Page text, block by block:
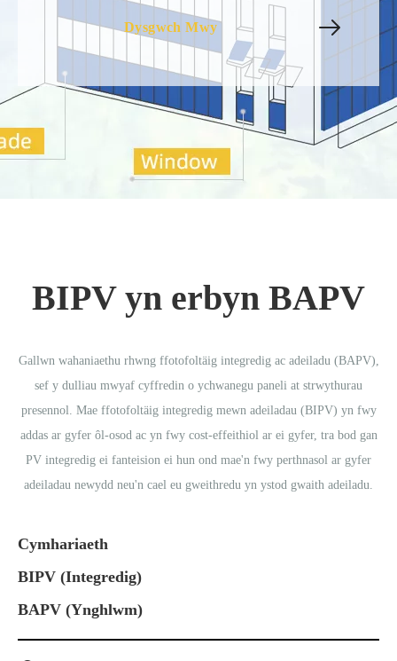
Dysgwch Mwy
BIPV yn erbyn BAPV
Gallwn wahaniaethu rhwng ffotofoltäig integredig ac adeiladu (BAPV),
sef y dulliau mwyaf cyffredin o ychwanegu paneli at strwythurau
presennol. Mae ffotofoltäig integredig mewn adeiladau (BIPV) yn fwy
addas ar gyfer ôl-osod ac yn fwy cost-effeithiol ar ei gyfer, tra bod gan
PV integredig ei fanteision ei hun ond mae'n fwy perthnasol ar gyfer
adeiladau newydd neu'n cael eu gweithredu yn ystod gwaith adeiladu.
Cymhariaeth
BIPV (Integredig)
BAPV (Ynghlwm)